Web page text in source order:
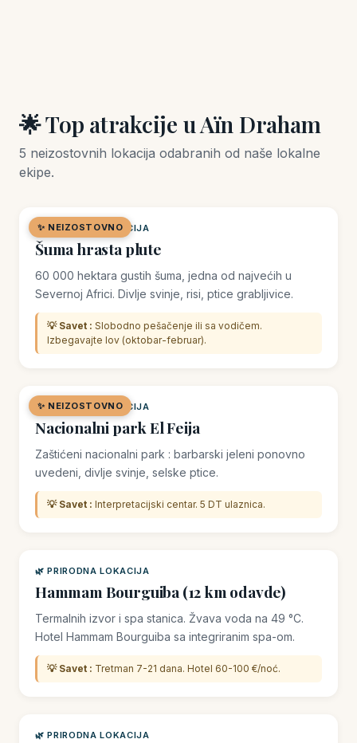
🌟 Top atrakcije u Aïn Draham
5 neizostovnih lokacija odabranih od naše lokalne
ekipe.
✨ NEIZOSTOVNO
🌿 PRIRODNA LOKACIJA
Šuma hrasta plute
60 000 hektara gustih šuma, jedna od najvećih u
Severnoj Africi. Divlje svinje, risi, ptice grabljivice.
💡 Savet : Slobodno pešačenje ili sa vodičem.
Izbegavajte lov (oktobar-februar).
✨ NEIZOSTOVNO
🌿 PRIRODNA LOKACIJA
Nacionalni park El Feija
Zaštićeni nacionalni park : barbarski jeleni ponovno
uvedeni, divlje svinje, selske ptice.
💡 Savet : Interpretacijski centar. 5 DT ulaznica.
🌿 PRIRODNA LOKACIJA
Hammam Bourguiba (12 km odavde)
Termalnih izvor i spa stanica. Žvava voda na 49 °C.
Hotel Hammam Bourguiba sa integriranim spa-om.
💡 Savet : Tretman 7-21 dana. Hotel 60-100 €/noć.
🌿 PRIRODNA LOKACIJA